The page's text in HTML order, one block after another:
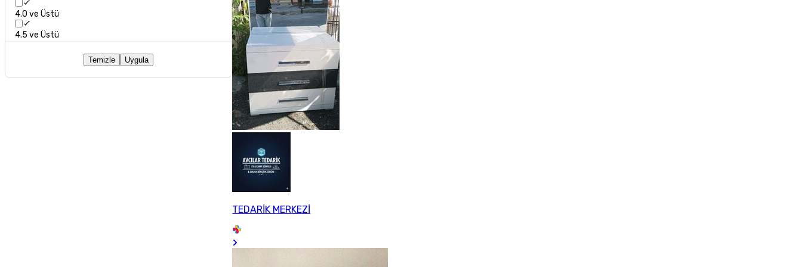
4.0 ve Üstü
4.5 ve Üstü
Temizle Uygula
TEDARİK MERKEZİ